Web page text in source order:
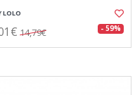
LOLO
14,79€ - 59%